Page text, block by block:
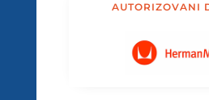
AUTORIZOVANI